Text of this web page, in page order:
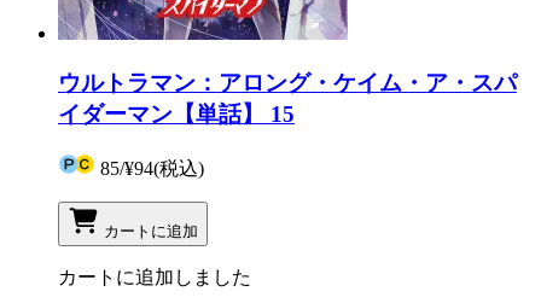
ウルトラマン：アロング・ケイム・ア・スパ
イダーマン【単話】 15
85/¥94(税込)
カートに追加
カートに追加しました